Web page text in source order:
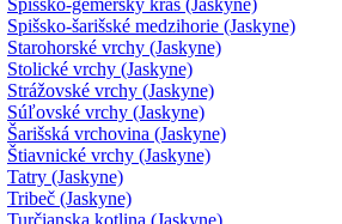
Spišsko-šarišské medzihorie (Jaskyne)
Starohorské vrchy (Jaskyne)
Stolické vrchy (Jaskyne)
Strážovské vrchy (Jaskyne)
Súľovské vrchy (Jaskyne)
Šarišská vrchovina (Jaskyne)
Štiavnické vrchy (Jaskyne)
Tatry (Jaskyne)
Tribeč (Jaskyne)
Turčianska kotlina (Jaskyne)